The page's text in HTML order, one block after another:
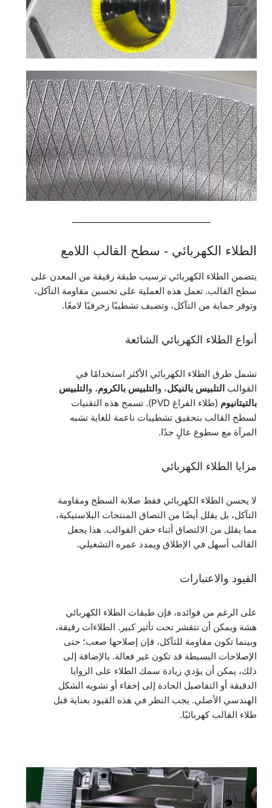
الطلاء الكهربائي - سطح القالب اللامع
يتضمن الطلاء الكهربائي ترسيب طبقة رقيقة من المعدن على
سطح القالب. تعمل هذه العملية على تحسين مقاومة التآكل،
وتوفر حماية من التآكل، وتضيف تشطيبًا زخرفيًا لامعًا.
أنواع الطلاء الكهربائي الشائعة
تشمل طرق الطلاء الكهربائي الأكثر استخدامًا في
القوالب التلبيس بالنيكل، والتلبيس بالكروم، والتلبيس
بالتيتانيوم
(طلاء الفراغ PVD). تسمح هذه التقنيات
لسطح القالب بتحقيق تشطيبات ناعمة للغاية تشبه
المرآة مع سطوع عالٍ جدًا.
مزايا الطلاء الكهربائي
لا يحسن الطلاء الكهربائي فقط صلابة السطح ومقاومة
التآكل، بل يقلل أيضًا من التصاق المنتجات البلاستيكية،
مما يقلل من الالتصاق أثناء حقن القوالب. هذا يجعل
القالب أسهل في الإطلاق ويمدد عمره التشغيلي.
القيود والاعتبارات
على الرغم من فوائده، فإن طبقات الطلاء الكهربائي
هشة ويمكن أن تتقشر تحت تأثير كبير. الطلاءات رقيقة،
وبينما تكون مقاومة للتآكل، فإن إصلاحها صعب؛ حتى
الإصلاحات البسيطة قد تكون غير فعالة. بالإضافة إلى
ذلك، يمكن أن يؤدي زيادة سمك الطلاء على الزوايا
الدقيقة أو التفاصيل الحادة إلى إخفاء أو تشويه الشكل
الهندسي الأصلي. يجب النظر في هذه القيود بعناية قبل
طلاء القالب كهربائيًا.